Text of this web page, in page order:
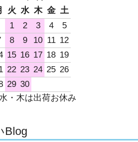
火 水 木 金 土
1
2 3 4
5
8 9 10 11 12
15 16 17 18 19
22 23 24 25 26
29 30
・木は出荷お休み
Blog